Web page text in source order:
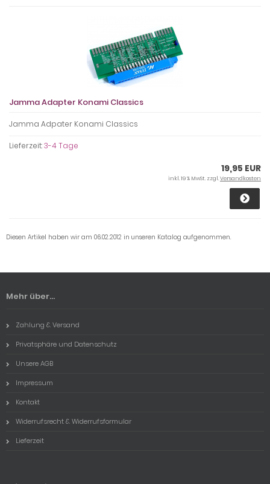
Jamma Adapter Konami Classics
Jamma Adpater Konami Classics
Lieferzeit:3-4 Tage
19,95 EUR
inkl. 19 % MwSt. zzgl.Versandkosten
Diesen Artikel haben wir am 06.02.2012 in unseren Katalog aufgenommen.
Mehr über...
Zahlung & Versand
Privatsphäre und Datenschutz
Unsere AGB
Impressum
Kontakt
Widerrufsrecht & Widerrufsformular
Lieferzeit